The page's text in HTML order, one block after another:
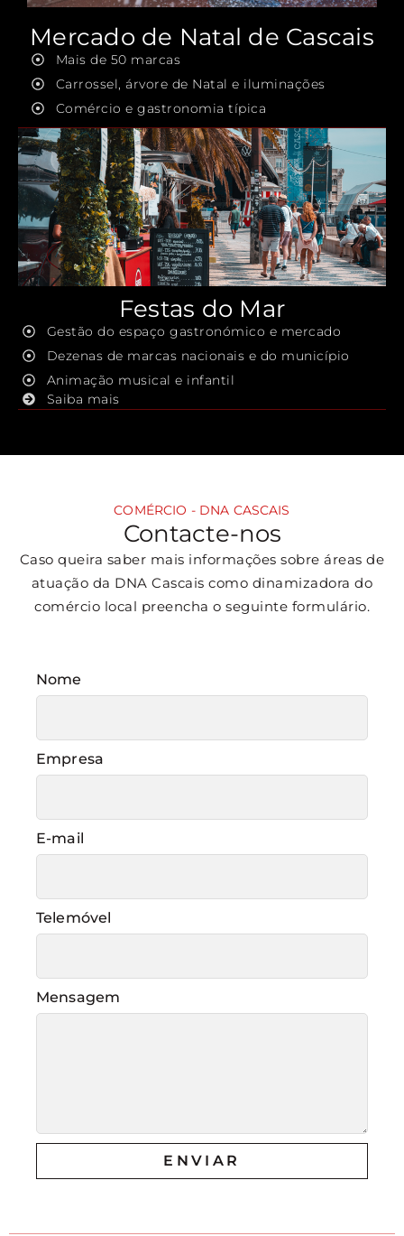
Mercado de Natal de Cascais
Mais de 50 marcas
Carrossel, árvore de Natal e iluminações
Comércio e gastronomia típica
Festas do Mar
Gestão do espaço gastronómico e mercado
Dezenas de marcas nacionais e do município
Animação musical e infantil
Saiba mais
COMÉRCIO - DNA CASCAIS
Contacte-nos
Caso queira saber mais informações sobre áreas de
atuação da DNA Cascais como dinamizadora do
comércio local preencha o seguinte formulário.
Nome
Empresa
E-mail
Telemóvel
Mensagem
ENVIAR